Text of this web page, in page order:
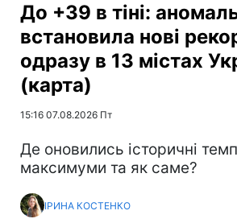
До +39 в тіні:
встановила нові
одразу в 13 містах
(карта)
15:16 07.08.2026 Пт
Де оновились історичні
максимуми та як саме?
ІРИНА КОСТЕНКО